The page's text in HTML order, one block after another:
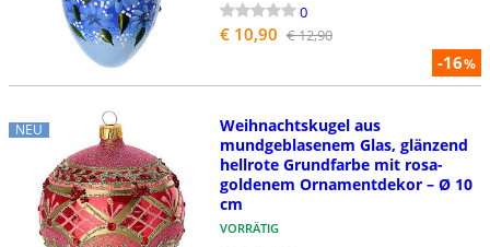
-16%
0
€ 10,90 € 12,90
NEU
Weihnachtskugel aus
mundgeblasenem Glas, glänzend
hellrote Grundfarbe mit rosa-
goldenem Ornamentdekor – Ø 10
cm
VORRÄTIG